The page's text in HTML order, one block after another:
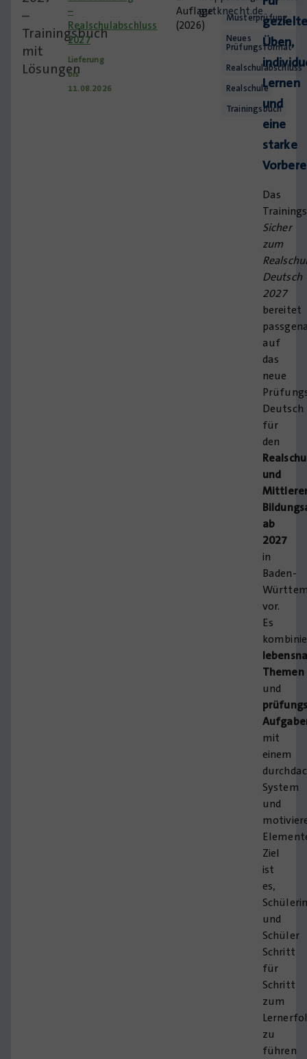
–
Trainingsbuch
mit
Lösungen
–
Realschulabschluss
2027
Lieferung
bis
11.08.2026
Auflage
(2026)
gutknecht.de
Musterprüfung
Neues
Prüfungsformat
Realschulabschluss
Realschule
Trainingsbuch
Üben,
Lernen
und
eine
starke
Das
Sicher
zum
Deutsch
2027
bereitet
auf
das
neue
Deutsch
für
den
und
ab
2027
in
Baden-
vor.
Es
Themen
und
mit
einem
System
und
Ziel
ist
es,
und
Schüler
Schritt
für
Schritt
zum
zu
führen